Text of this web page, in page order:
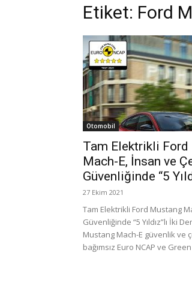
Etiket: Ford
Otomobil
Tam Elektrikli Ford
Mach-E, İnsan ve
Güvenliğinde “5
27 Ekim 2021
Tam Elektrikli Ford Mustang
Güvenliğinde “5 Yıldız”lı İki
Mustang Mach-E güvenlik ve
bağımsız Euro NCAP ve Green